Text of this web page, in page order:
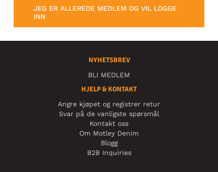
JEG ER ALLEREDE MEDLEM OG VIL LOGGE
INN
NYHETSBREV
BLI MEDLEM
HJELP & KONTAKT
Angre kjøpet og registrer retur
Svar på de vanligste spørsmål
Kontakt oss
Om Motley Denim
Blogg
B2B Inquiries